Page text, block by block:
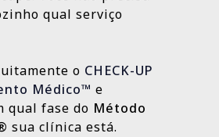
UP Gratuito
o que ainda
Médico, Gestão do Blog e
digital, são
e duradouros ao longo
com um método
qual serviço
o CHECK-UP
Médico™ e
qual fase do Método
sua clínica está.